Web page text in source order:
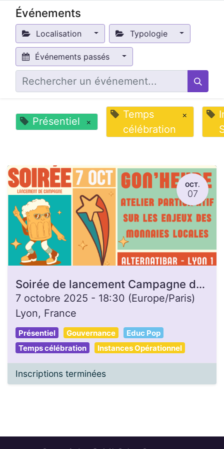
Événements
Localisation Typologie
Événements passés
Présentiel ×
Temps
célébration
×
OCT.
07
Soirée de lancement Campagne de dons - Gon'Heure
7 octobre 2025 - 18:30 (Europe/Paris)
Lyon, France
Présentiel Gouvernance
Educ Pop
Temps célébration
Instances Opérationnel
Inscriptions terminées